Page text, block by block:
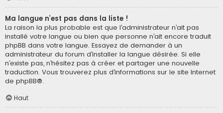
Ma langue n’est pas dans la liste !
La raison la plus probable est que l’administrateur n’ait pas
installé votre langue ou bien que personne n’ait encore traduit
phpBB dans votre langue. Essayez de demander à un
administrateur du forum d’installer la langue désirée. Si elle
n’existe pas, n’hésitez pas à créer et partager une nouvelle
traduction. Vous trouverez plus d’informations sur le site Internet
de phpBB®.
Haut